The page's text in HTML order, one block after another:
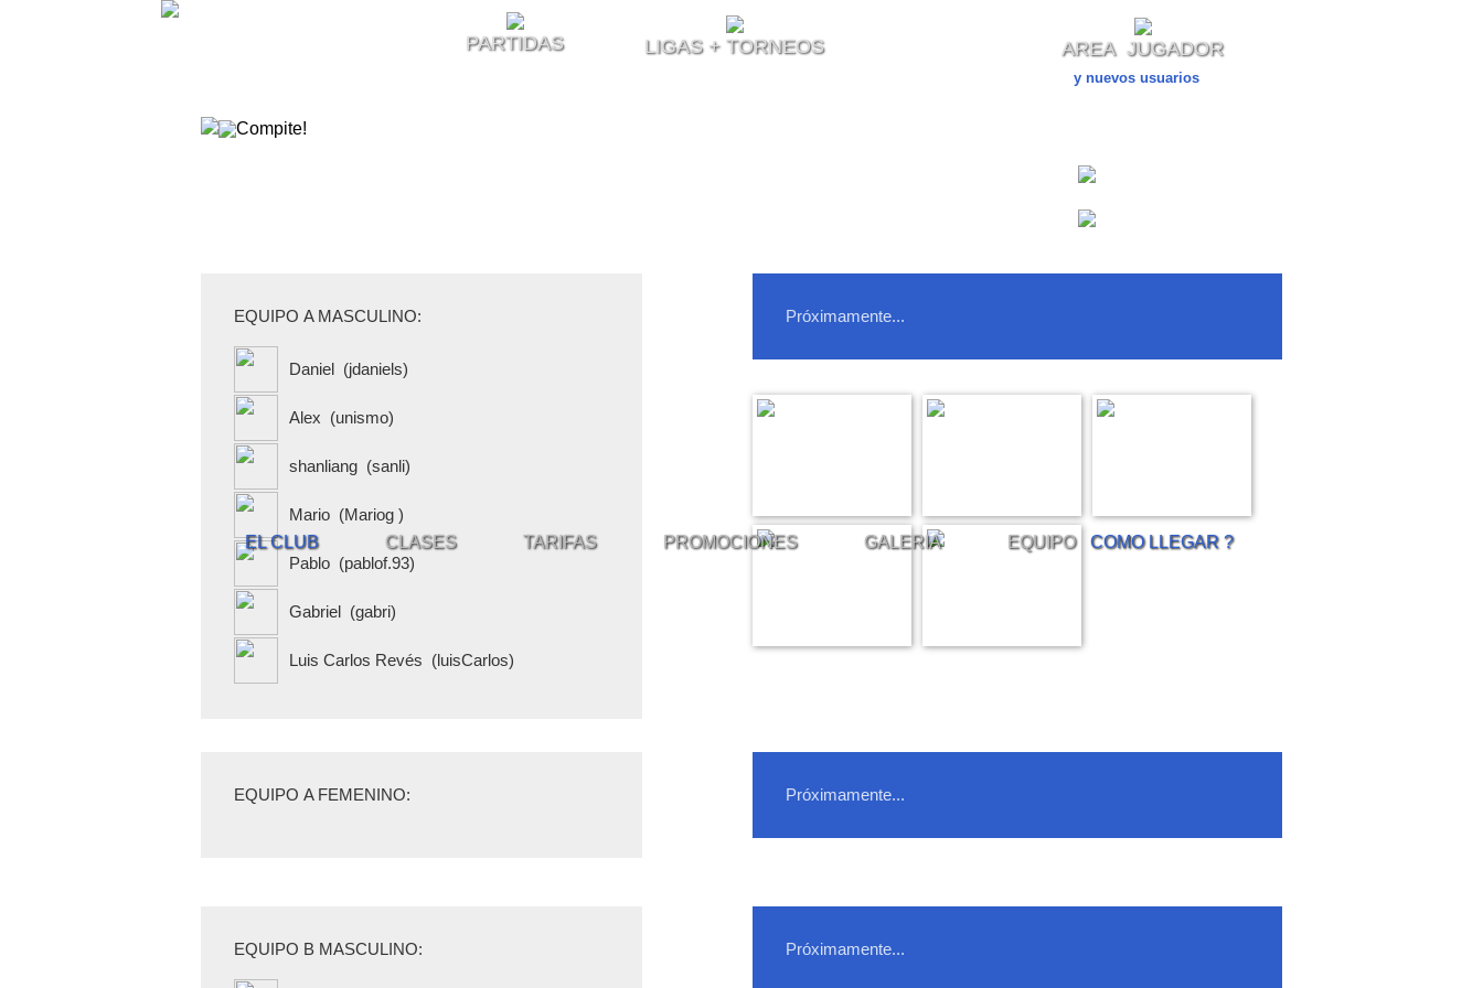
AREA JUGADOR
PARTIDAS LIGAS + TORNEOS
y nuevos usuarios
EL CLUB CLASES TARIFAS PROMOCIONES GALERIA EQUIPO COMO LLEGAR ?
EQUIPO A MASCULINO:
Daniel (jdaniels)
Alex (unismo)
shanliang (sanli)
Mario (Mariog )
Pablo (pablof.93)
Gabriel (gabri)
Luis Carlos Revés (luisCarlos)
Próximamente...
EQUIPO A FEMENINO: Próximamente...
EQUIPO B MASCULINO: Próximamente...